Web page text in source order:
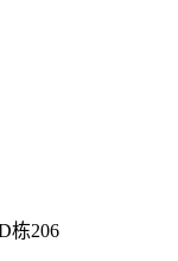
栋206